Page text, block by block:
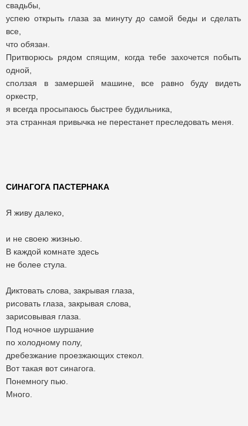
свадьбы,
успею открыть глаза за минуту до самой беды и сделать
все,
что обязан.
Притворюсь рядом спящим, когда тебе захочется побыть
одной,
сползая в замершей машине, все равно буду видеть
оркестр,
я всегда просыпаюсь быстрее будильника,
эта странная привычка не перестанет преследовать меня.
СИНАГОГА ПАСТЕРНАКА
Я живу далеко,
и не своею жизнью.
В каждой комнате здесь
не более стула.
Диктовать слова, закрывая глаза,
рисовать глаза, закрывая слова,
зарисовывая глаза.
Под ночное шуршание
по холодному полу,
дребезжание проезжающих стекол.
Вот такая вот синагога.
Понемногу пью.
Много.